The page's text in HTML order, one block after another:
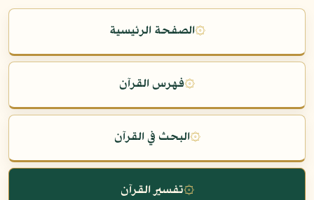
۞الصفحة الرئيسية
۞فهرس القرآن
۞البحث في القرآن
۞تفسير القرآن